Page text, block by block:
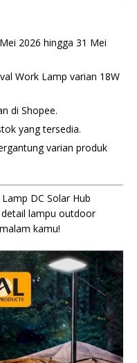
2026 hingga 31 Mei
Work Lamp varian 18W
di Shopee.
yang tersedia.
varian produk
DC Solar Hub
lampu outdoor
kamu!